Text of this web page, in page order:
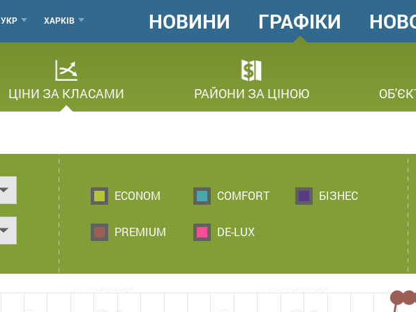
УКР
МЕНЮ
ГОРОДОВ
ХАРКІВ
ГОЛОВНЕ
МЕНЮ
НОВИНИ ГРАФІКИ
ЦІНИ ЗА КЛАСАМИ РАЙОНИ ЗА ЦІНОЮ
ECONOM COMFORT БІЗНЕС
PREMIUM DE-LUX